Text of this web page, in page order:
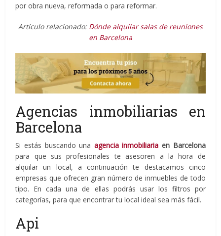
por obra nueva, reformada o para reformar.
Artículo relacionado: Dónde alquilar salas de reuniones
en Barcelona
Agencias inmobiliarias en
Barcelona
Si estás buscando una agencia inmobiliaria en Barcelona
para que sus profesionales te asesoren a la hora de
alquilar un local, a continuación te destacamos cinco
empresas que ofrecen gran número de inmuebles de todo
tipo. En cada una de ellas podrás usar los filtros por
categorías, para que encontrar tu local ideal sea más fácil.
Api